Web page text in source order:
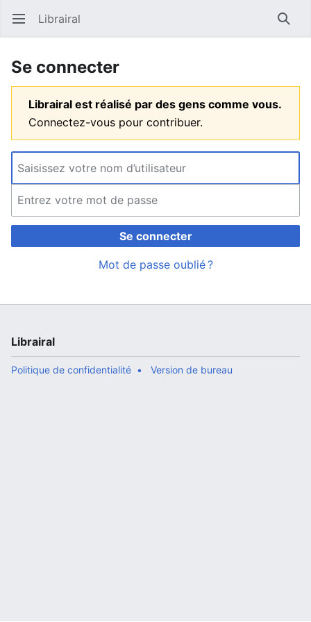
Ouvrir le menu principal Librairal
Se connecter
Librairal est réalisé par des gens comme vous.
Connectez-vous pour contribuer.
Se connecter
Mot de passe oublié ?
Librairal
Politique de confidentialité Version de bureau